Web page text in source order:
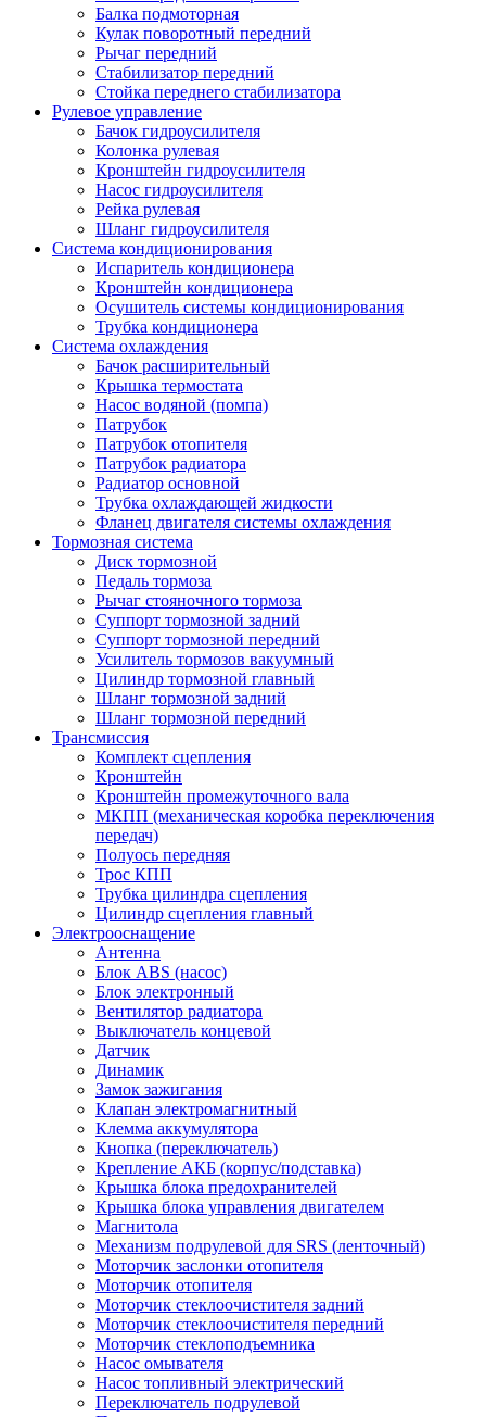
Балка подмоторная
Кулак поворотный передний
Рычаг передний
Стабилизатор передний
Стойка переднего стабилизатора
Рулевое управление
Бачок гидроусилителя
Колонка рулевая
Кронштейн гидроусилителя
Насос гидроусилителя
Рейка рулевая
Шланг гидроусилителя
Система кондиционирования
Испаритель кондиционера
Кронштейн кондиционера
Осушитель системы кондиционирования
Трубка кондиционера
Система охлаждения
Бачок расширительный
Крышка термостата
Насос водяной (помпа)
Патрубок
Патрубок отопителя
Патрубок радиатора
Радиатор основной
Трубка охлаждающей жидкости
Фланец двигателя системы охлаждения
Тормозная система
Диск тормозной
Педаль тормоза
Рычаг стояночного тормоза
Суппорт тормозной задний
Суппорт тормозной передний
Усилитель тормозов вакуумный
Цилиндр тормозной главный
Шланг тормозной задний
Шланг тормозной передний
Трансмиссия
Комплект сцепления
Кронштейн
Кронштейн промежуточного вала
МКПП (механическая коробка переключения
передач)
Полуось передняя
Трос КПП
Трубка цилиндра сцепления
Цилиндр сцепления главный
Электрооснащение
Антенна
Блок ABS (насос)
Блок электронный
Вентилятор радиатора
Выключатель концевой
Датчик
Динамик
Замок зажигания
Клапан электромагнитный
Клемма аккумулятора
Кнопка (переключатель)
Крепление АКБ (корпус/подставка)
Крышка блока предохранителей
Крышка блока управления двигателем
Магнитола
Механизм подрулевой для SRS (ленточный)
Моторчик заслонки отопителя
Моторчик отопителя
Моторчик стеклоочистителя задний
Моторчик стеклоочистителя передний
Моторчик стеклоподъемника
Насос омывателя
Насос топливный электрический
Переключатель подрулевой